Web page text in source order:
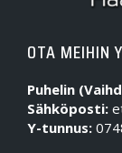
OTA MEIHIN
Puhelin
Sähköposti:
Y-tunnus: